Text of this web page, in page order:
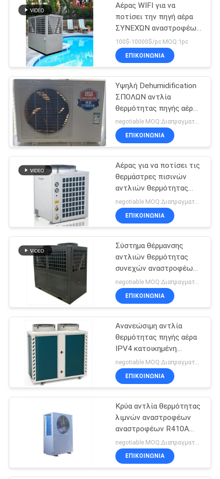
ΈΛΕΓΧΟΣ
ΠΟΙΌΤΗΤΑΣ
ΕΠΙΚΟΙΝΩΝΉΣΤΕ
ΜΑΖΊ
ΜΑΣ
ΕΙΔΉΣΕΙΣ
ΥΠΟΘΈΣΕΙΣ
ΖΗΤΉΣΤΕ
ΠΡΟΣΦΟΡΆ
SITEMAP
ΠΟΛΙΤΙΚΉ
ΑΠΟΡΡΉΤΟΥ
Αέρας WIFI για να
ποτίσει την πηγή αέρα
ΣΥΝΕΧΏΝ αναστροφέων
αντλιών θερμότητας
θερμαστρών πισινών
R32 μικρή
100$-10000$/pc MOQ:1pc
ΕΠΙΚΟΙΝΩΝΙΑ
Υψηλή Dehumidification
ΣΠΟΛΩΝ αντλία
θερμότητας πηγής αέρα
πισινών EER 2,3 Evi
negotiable MOQ:Διαπραγματεύσιμος
ΕΠΙΚΟΙΝΩΝΙΑ
Αέρας για να ποτίσει τις
θερμάστρες πισινών
αντλιών θερμότητας
χαμηλής θερμοκρασίας
θερμαστρών SPA
negotiable MOQ:Διαπραγματεύσιμος
ΕΠΙΚΟΙΝΩΝΙΑ
Σύστημα θέρμανσης
αντλιών θερμότητας
συνεχών αναστροφέων
κατοικίας SS 24A HVAC
50HZ
ΕΠΙΚΟΙΝΩΝΙΑ
Ανανεώσιμη αντλία
θερμότητας πηγής αέρα
IPV4 κατοικημένη
γεωθερμική αντλία
θερμότητας 8KW
ΕΠΙΚΟΙΝΩΝΙΑ
Κρύα αντλία θερμότητας
λιμνών αναστροφέων
αναστροφέων R410A
αντλιών θερμότητας
κλίματος κλιματισμού
ΕΠΙΚΟΙΝΩΝΙΑ